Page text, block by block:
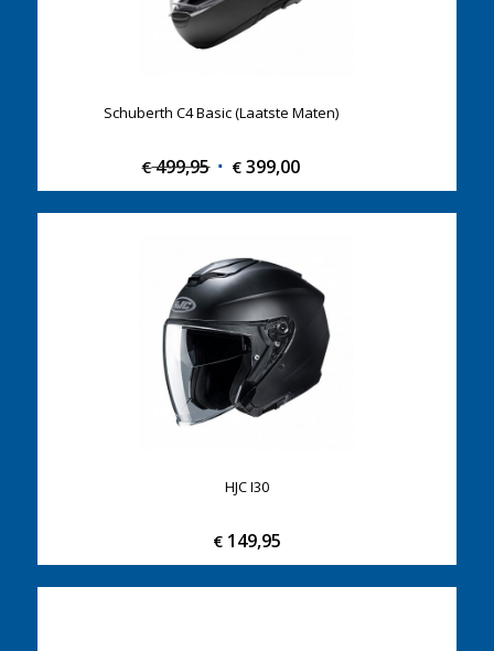
Schuberth C4 Basic (Laatste Maten)
€499,95 Original
price
was:
€ 399,00Current
price
is:
HJC I30
€149,95